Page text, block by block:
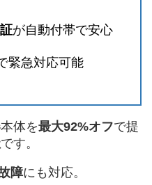
が自動付帯で安心
緊急対応可能
本体を最大92%オフで提
です。
障にも対応。